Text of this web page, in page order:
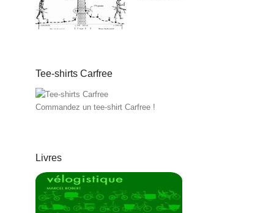
Tee-shirts Carfree
Commandez un tee-shirt Carfree !
Livres